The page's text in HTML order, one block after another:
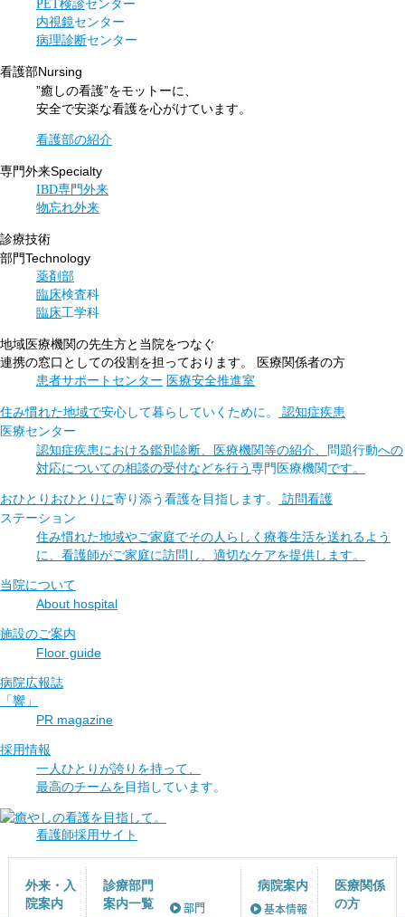
PET検診センター
内視鏡センター
病理診断センター
看護部Nursing
”癒しの看護”をモットーに、
安全で安楽な看護を心がけています。
看護部の紹介
専門外来Specialty
IBD専門外来
物忘れ外来
診療技術
部門Technology
薬剤部
臨床検査科
臨床工学科
地域医療機関の先生方と当院をつなぐ
連携の窓口としての役割を担っております。
医療関係者の方
患者サポートセンター 医療安全推進室
住み慣れた地域で安心して暮らしていく ために。
認知症疾患
医療センター
認知症疾患における鑑別診断、医療機関等の紹介、 問題行動への
対応についての相談の受付などを行う専門医療機関です。
おひとりおひとりに寄り添う看護を目指します。
訪問看護
ステーション
住み慣れた地域やご家庭でその人らしく療養生活を送れるよう
に、看護師がご家庭に訪問し、適切なケアを提供します。
当院について
About hospital
施設のご案内
Floor guide
病院広報誌
「響」
PR magazine
採用情報
一人ひとりが誇りを持って、
最高のチームを目指しています。
看護師採用サイト
外来・入
院案内
診療部門
案内一覧
部門
病院案内
基本情報
医療関係
の方